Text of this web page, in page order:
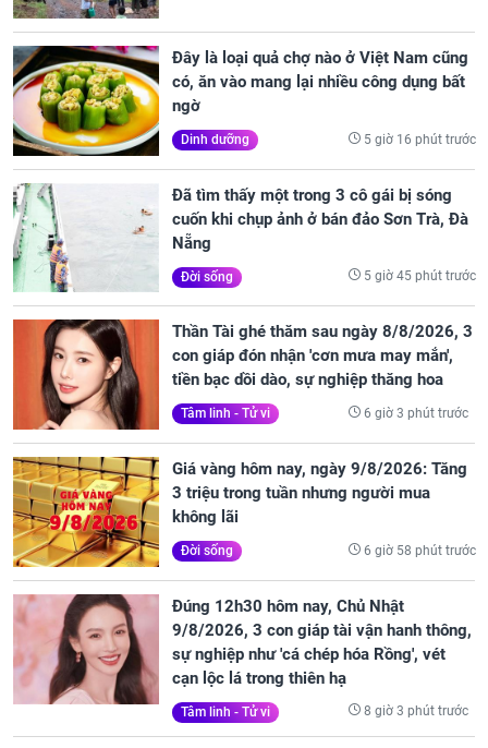
Đây là loại quả chợ nào ở Việt Nam cũng
có, ăn vào mang lại nhiều công dụng bất
ngờ
Dinh dưỡng 5 giờ 16 phút trước
Đã tìm thấy một trong 3 cô gái bị sóng
cuốn khi chụp ảnh ở bán đảo Sơn Trà, Đà
Nẵng
Đời sống 5 giờ 45 phút trước
Thần Tài ghé thăm sau ngày 8/8/2026, 3
con giáp đón nhận 'cơn mưa may mắn',
tiền bạc dồi dào, sự nghiệp thăng hoa
Tâm linh - Tử vi 6 giờ 3 phút trước
Giá vàng hôm nay, ngày 9/8/2026: Tăng
3 triệu trong tuần nhưng người mua
không lãi
Đời sống 6 giờ 58 phút trước
Đúng 12h30 hôm nay, Chủ Nhật
9/8/2026, 3 con giáp tài vận hanh thông,
sự nghiệp như 'cá chép hóa Rồng', vét
cạn lộc lá trong thiên hạ
Tâm linh - Tử vi 8 giờ 3 phút trước